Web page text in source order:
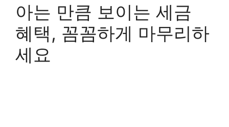
아는 만큼 보이는 세금
혜택, 꼼꼼하게 마무리하
세요